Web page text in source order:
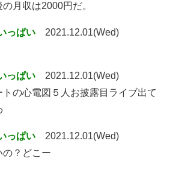
月収は2000円だ。
っぱい
2021.12.01(Wed)
っぱい
2021.12.01(Wed)
の心電図５人お披露目ライブ出て
っぱい
2021.12.01(Wed)
？どこー